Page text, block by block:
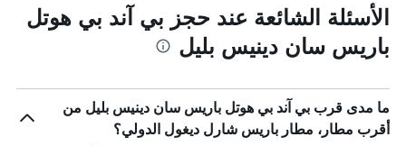
الأسئلة الشائعة عند حجز بي آند بي هوتل
باريس سان دينيس بليل
ما مدى قرب بي آند بي هوتل باريس سان دينيس بليل من
أقرب مطار، مطار باريس شارل ديغول الدولي؟